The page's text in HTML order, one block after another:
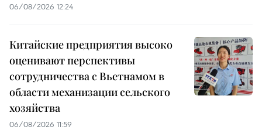
06/08/2026 12:24
Китайские предприятия высоко
оценивают перспективы
сотрудничества с Вьетнамом в
области механизации сельского
хозяйства
06/08/2026 11:59